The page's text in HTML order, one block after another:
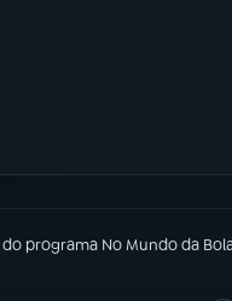
do programa No Mundo da